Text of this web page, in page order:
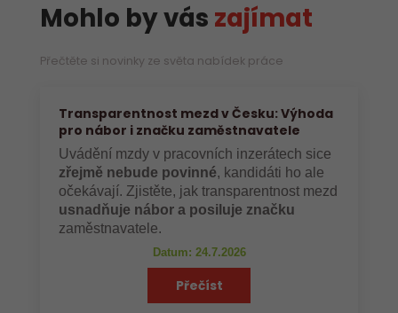
Mohlo by vás zajímat
Přečtěte si novinky ze světa nabídek práce
Transparentnost mezd v Česku: Výhoda
pro nábor i značku zaměstnavatele
Uvádění mzdy v pracovních inzerátech sice
zřejmě nebude povinné, kandidáti ho ale
očekávají. Zjistěte, jak transparentnost mezd
usnadňuje nábor a posiluje značku
zaměstnavatele.
Datum: 24.7.2026
Přečíst